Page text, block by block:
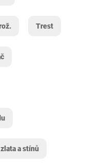
Trest
a stínů